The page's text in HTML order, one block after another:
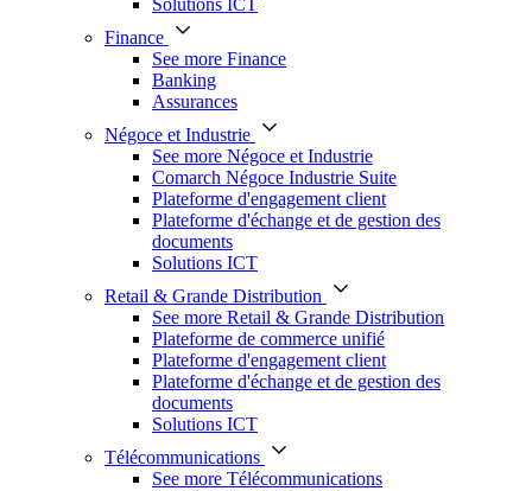
Solutions ICT
Finance
See more Finance
Banking
Assurances
Négoce et Industrie
See more Négoce et Industrie
Comarch Négoce Industrie Suite
Plateforme d'engagement client
Plateforme d'échange et de gestion des
documents
Solutions ICT
Retail & Grande Distribution
See more Retail & Grande Distribution
Plateforme de commerce unifié
Plateforme d'engagement client
Plateforme d'échange et de gestion des
documents
Solutions ICT
Télécommunications
See more Télécommunications